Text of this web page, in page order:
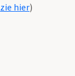
zie hier)